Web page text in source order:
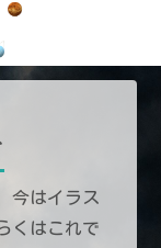
今はイラス
くはこれで